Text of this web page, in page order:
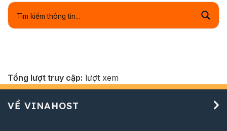
Tổng lượt truy cập: lượt xem
VỀ VINAHOST